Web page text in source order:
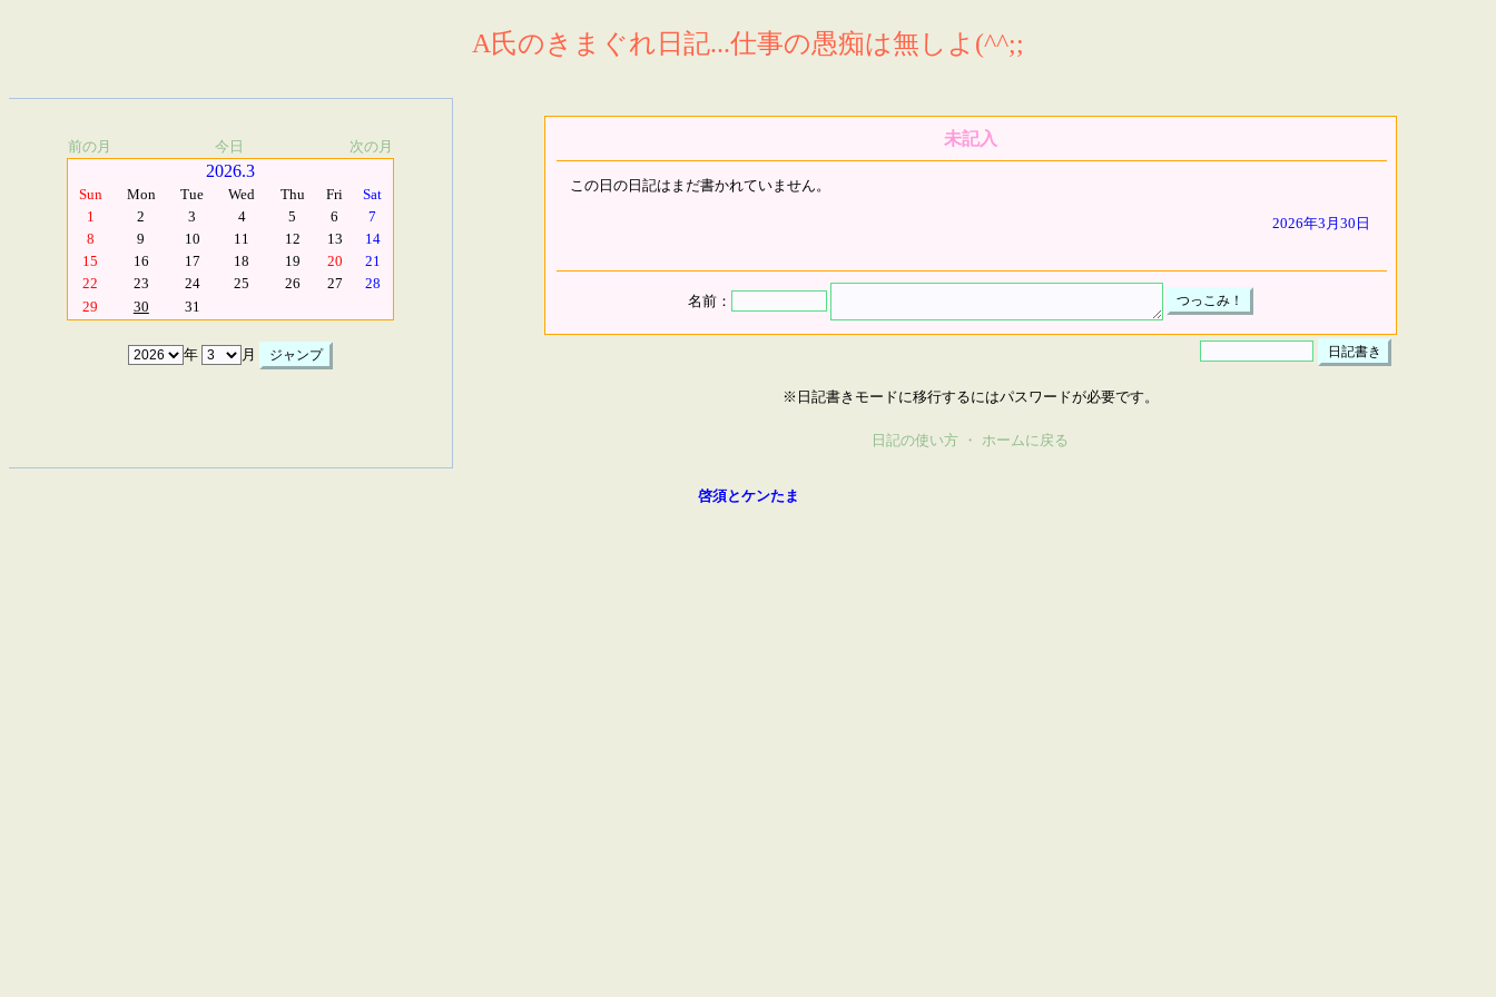
A氏のきまぐれ日記...仕事の愚痴は無しよ(^^;;
前の月 今日 次の月
2026.3
Sun Mon Tue Wed Thu Fri
Sat
1
2 3 4 5 6
7
8
9 10 11 12 13
14
15
16 17 18 19 20
21
22
23 24 25 26 27
28
29
30 31
年 月
未記入
この日の日記はまだ書かれていません。
2026年3月30日
名前：
※日記書きモードに移行するにはパスワードが必要です。
日記の使い方 ・ ホームに戻る
啓須とケンたま